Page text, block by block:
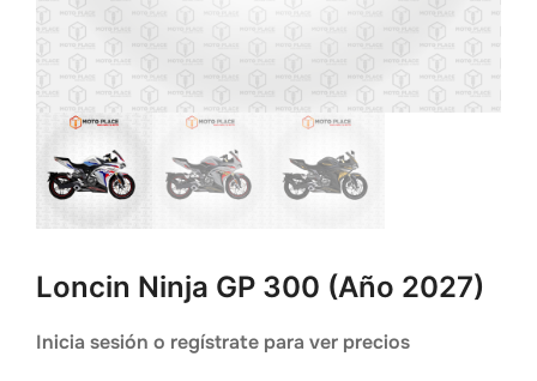
Loncin Ninja GP 300 (año 2027)
Inicia sesión o regístrate para ver precios